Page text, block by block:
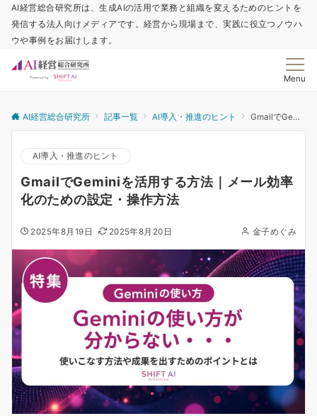
AI経営総合研究所は、生成AIの活用で業務と組織を変えるためのヒントを
発信する法人向けメディアです。経営から現場まで、実践に役立つノウハ
ウや事例をお届けします。
Menu
AI経営総合研究所 記事一覧 AI導入・推進のヒント GmailでGeminiを活用する方法｜メール効率化のための設定・操作方法
AI導入・推進のヒント
GmailでGeminiを活用する方法｜メール効率
化のための設定・操作方法
2025年8月19日 2025年8月20日 金子めぐみ